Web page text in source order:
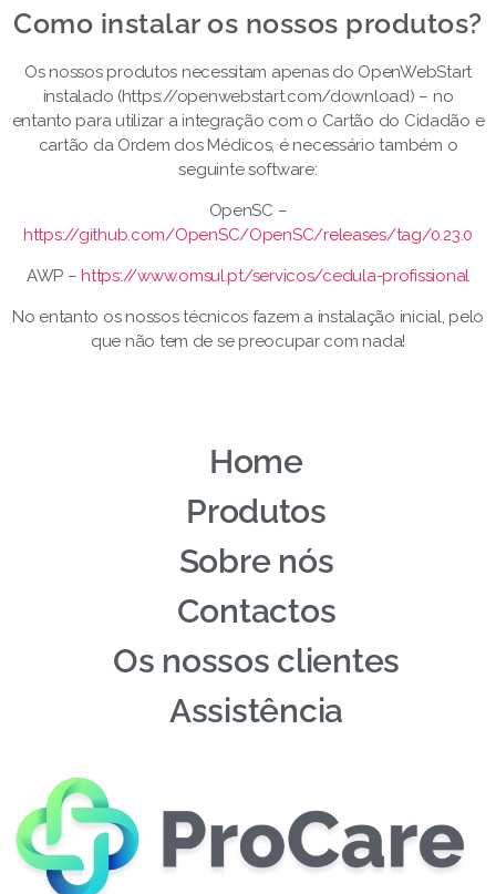
Como instalar os nossos produtos?​
Os nossos produtos necessitam apenas do OpenWebStart
instalado (https://openwebstart.com/download) – no
entanto para utilizar a integração com o Cartão do Cidadão e
cartão da Ordem dos Médicos, é necessário também o
seguinte software:
OpenSC –
https://github.com/OpenSC/OpenSC/releases/tag/0.23.0
AWP –https://www.omsul.pt/servicos/cedula-profissional
No entanto os nossos técnicos fazem a instalação inicial, pelo
que não tem de se preocupar com nada!
Home
Produtos
Sobre nós
Contactos
Os nossos clientes
Assistência